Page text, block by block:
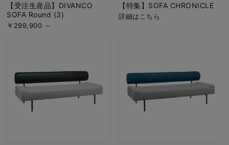
【受注生産品】DIVANCO
SOFA Round (3)
￥299,900 ～
【特集】SOFA CHRONICLE
詳細はこちら